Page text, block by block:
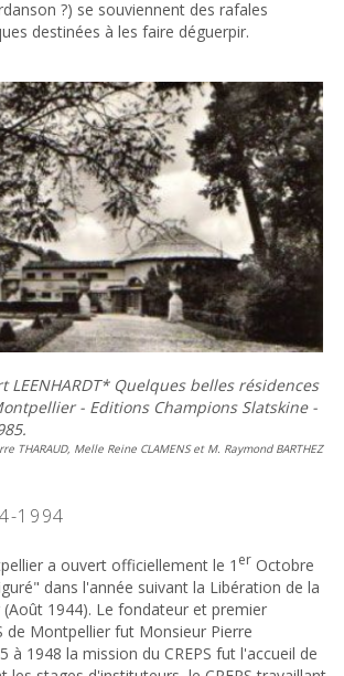
?) se souviennent des rafales
destinées à les faire déguerpir.
LEENHARDT* Quelques belles résidences
- Editions Champions Slatskine -
THARAUD, Melle Reine CLAMENS et M. Raymond BARTHEZ
1994
a ouvert officiellement le 1 er Octobre
dans l'année suivant la Libération de la
1944). Le fondateur et premier
de Montpellier fut Monsieur Pierre
à 1948 la mission du CREPS fut l'accueil de